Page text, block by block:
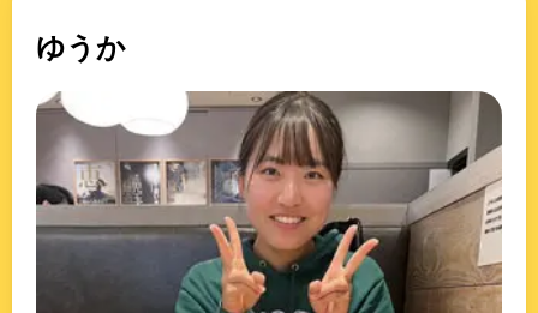
ゆうか